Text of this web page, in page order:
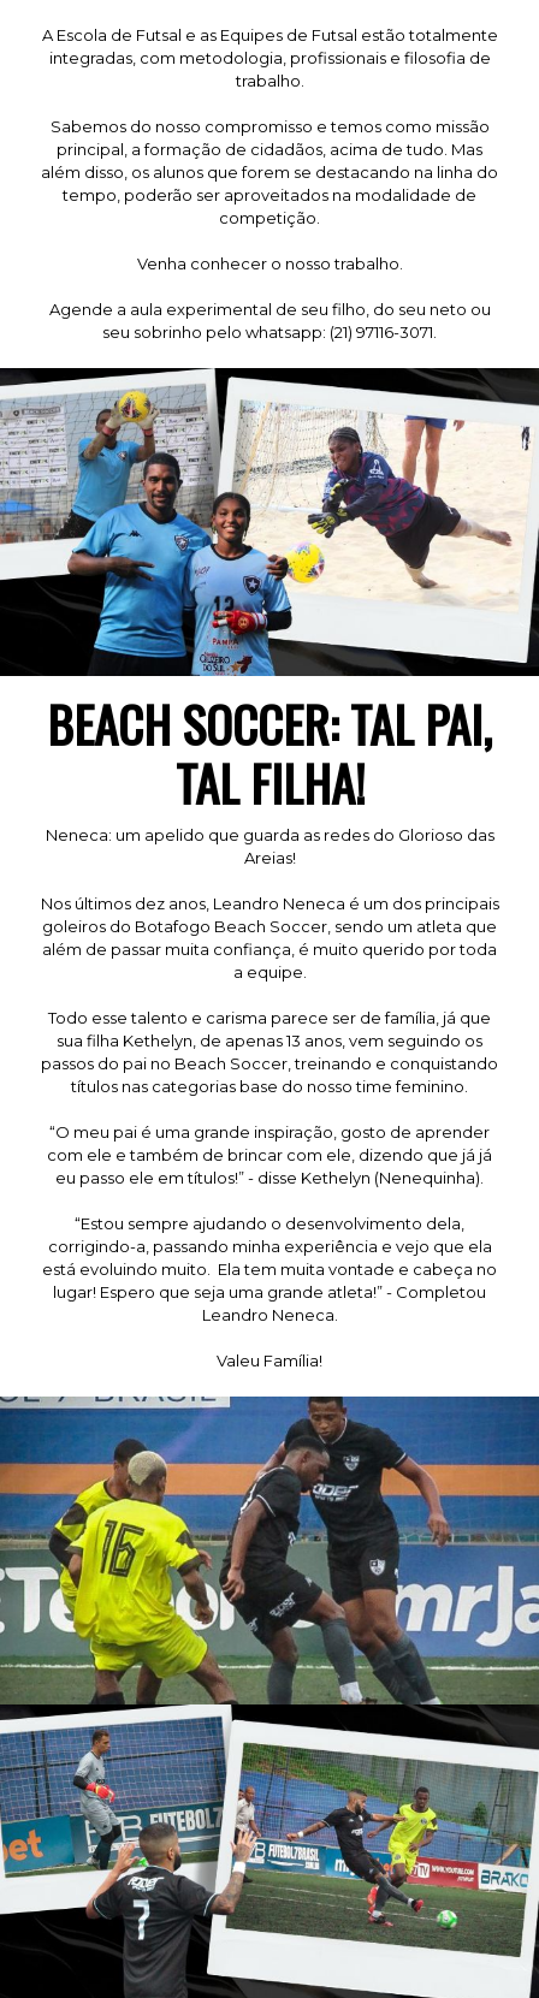
A Escola de Futsal e as Equipes de Futsal estão totalmente
integradas, com metodologia, profissionais e filosofia de
trabalho.
Sabemos do nosso compromisso e temos como missão
principal, a formação de cidadãos, acima de tudo. Mas
além disso, os alunos que forem se destacando na linha do
tempo, poderão ser aproveitados na modalidade de
competição.
Venha conhecer o nosso trabalho.
Agende a aula experimental de seu filho, do seu neto ou
seu sobrinho pelo whatsapp: (21) 97116-3071.
BEACH SOCCER: TAL PAI,
TAL FILHA!
Neneca: um apelido que guarda as redes do Glorioso das
Areias!
Nos últimos dez anos, Leandro Neneca é um dos principais
goleiros do Botafogo Beach Soccer, sendo um atleta que
além de passar muita confiança, é muito querido por toda
a equipe.
Todo esse talento e carisma parece ser de família, já que
sua filha Kethelyn, de apenas 13 anos, vem seguindo os
passos do pai no Beach Soccer, treinando e conquistando
títulos nas categorias base do nosso time feminino.
“O meu pai é uma grande inspiração, gosto de aprender
com ele e também de brincar com ele, dizendo que já já
eu passo ele em títulos!” - disse Kethelyn (Nenequinha).
“Estou sempre ajudando o desenvolvimento dela,
corrigindo-a, passando minha experiência e vejo que ela
está evoluindo muito. Ela tem muita vontade e cabeça no
lugar! Espero que seja uma grande atleta!” - Completou
Leandro Neneca.
Valeu Família!